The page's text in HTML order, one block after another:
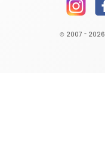
© 2007 - 2026